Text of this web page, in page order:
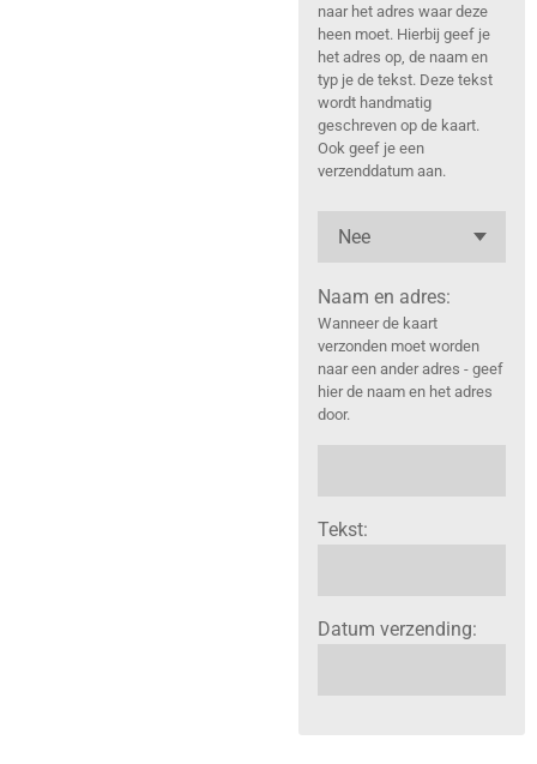
naar het adres waar deze
heen moet. Hierbij geef je
het adres op, de naam en
typ je de tekst. Deze tekst
wordt handmatig
geschreven op de kaart.
Ook geef je een
verzenddatum aan.
Naam en adres:
Wanneer de kaart
verzonden moet worden
naar een ander adres - geef
hier de naam en het adres
door.
Tekst:
Datum verzending: